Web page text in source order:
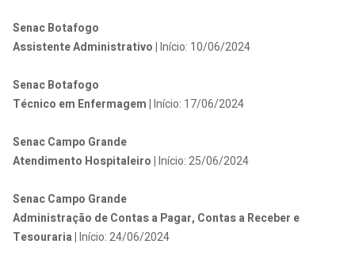
Senac Botafogo
Assistente Administrativo |Início: 10/06/2024
Senac Botafogo
Técnico em Enfermagem |Início: 17/06/2024
Senac Campo Grande
Atendimento Hospitaleiro |Início:25/06/2024
Senac Campo Grande
Administração de Contas a Pagar, Contas a Receber e
Tesouraria |Início:24/06/2024